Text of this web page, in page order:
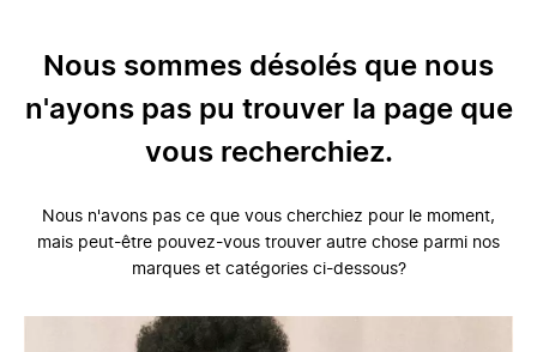
Nous sommes désolés que nous
n'ayons pas pu trouver la page que
vous recherchiez.
Nous n'avons pas ce que vous cherchiez pour le moment,
mais peut-être pouvez-vous trouver autre chose parmi nos
marques et catégories ci-dessous?